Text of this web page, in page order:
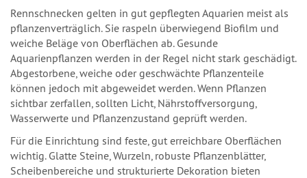
Rennschnecken gelten in gut gepflegten Aquarien meist als
pflanzenverträglich. Sie raspeln überwiegend Biofilm und
weiche Beläge von Oberflächen ab. Gesunde
Aquarienpflanzen werden in der Regel nicht stark geschädigt.
Abgestorbene, weiche oder geschwächte Pflanzenteile
können jedoch mit abgeweidet werden. Wenn Pflanzen
sichtbar zerfallen, sollten Licht, Nährstoffversorgung,
Wasserwerte und Pflanzenzustand geprüft werden.
Für die Einrichtung sind feste, gut erreichbare Oberflächen
wichtig. Glatte Steine, Wurzeln, robuste Pflanzenblätter,
Scheibenbereiche und strukturierte Dekoration bieten